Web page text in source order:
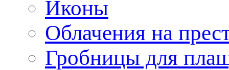
Иконы
Облачения на
Гробницы для